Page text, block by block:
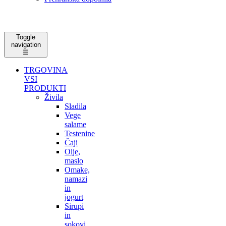
Toggle
navigation
☰
TRGOVINA
VSI
PRODUKTI
Živila
Sladila
Vege
salame
Testenine
Čaji
Olje,
maslo
Omake,
namazi
in
jogurt
Sirupi
in
sokovi